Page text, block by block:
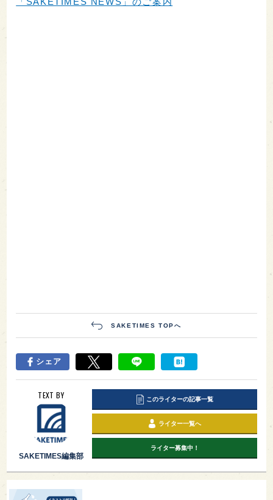
SAKETIMES TOPへ
シェア
TEXT BY
SAKETIMES編集部
このライターの記事一覧
ライター一覧へ
ライター募集中！